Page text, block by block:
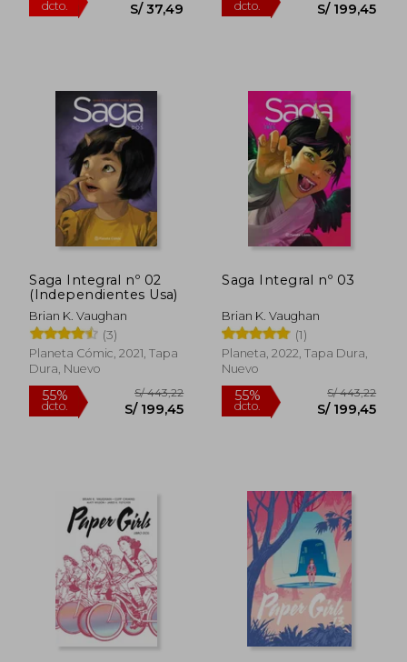
40%
dcto. S/ 50,97
55%
dcto.
Saga Integral nº 02
(Independientes Usa)
Brian K. Vaughan
(3)
Planeta Cómic, 2021, Tapa
Dura, Nuevo
Saga Integral nº 03
Brian K. Vaughan
(1)
Planeta, 2022, Tapa Dura,
Nuevo